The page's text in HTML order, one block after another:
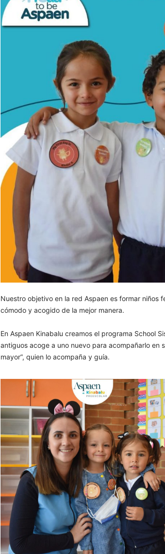
Nuestro objetivo en la red Aspaen es formar niños
cómodo y acogido de la mejor manera.
En Aspaen Kinabalu creamos el programa School
antiguos acoge a uno nuevo para acompañarlo en
mayor”, quien lo acompaña y guía.